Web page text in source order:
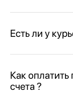
Есть ли у
Как
счета ?